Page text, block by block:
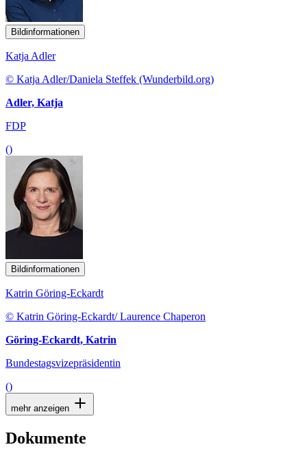
Bildinformationen
Katja Adler
© Katja Adler/Daniela Steffek (Wunderbild.org)
Adler, Katja
FDP
()
Bildinformationen
Katrin Göring-Eckardt
© Katrin Göring-Eckardt/ Laurence Chaperon
Göring-Eckardt, Katrin
Bundestagsvizepräsidentin
()
mehr anzeigen
Dokumente